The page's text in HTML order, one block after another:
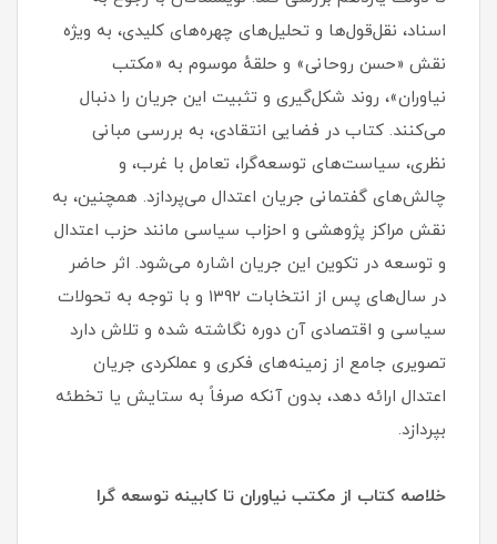
اسناد، نقل‌قول‌ها و تحلیل‌های چهره‌های کلیدی، به ویژه
نقش «حسن روحانی» و حلقهٔ موسوم به «مکتب
نیاوران»، روند شکل‌گیری و تثبیت این جریان را دنبال
می‌کنند. کتاب در فضایی انتقادی، به بررسی مبانی
نظری، سیاست‌های توسعه‌گرا، تعامل با غرب، و
چالش‌های گفتمانی جریان اعتدال می‌پردازد. همچنین، به
نقش مراکز پژوهشی و احزاب سیاسی مانند حزب اعتدال
و توسعه در تکوین این جریان اشاره می‌شود. اثر حاضر
در سال‌های پس از انتخابات ۱۳۹۲ و با توجه به تحولات
سیاسی و اقتصادی آن دوره نگاشته شده و تلاش دارد
تصویری جامع از زمینه‌های فکری و عملکردی جریان
اعتدال ارائه دهد، بدون آنکه صرفاً به ستایش یا تخطئه
بپردازد.
خلاصه کتاب از مکتب نیاوران تا کابینه توسعه گرا